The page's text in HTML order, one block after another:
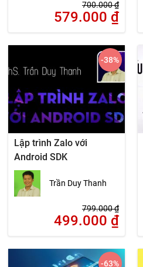
700.000₫
579.000 ₫
Lập trình Zalo với
Android SDK
Trần Duy Thanh
799.000₫
499.000 ₫
-38%
-63%